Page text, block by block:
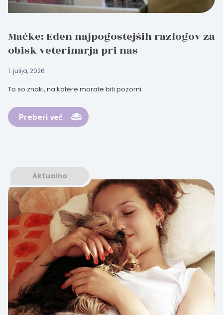
Mačke: Eden najpogostejših razlogov za
obisk veterinarja pri nas
1. julija, 2026
To so znaki, na katere morate biti pozorni.
Preberi več
Aktualno